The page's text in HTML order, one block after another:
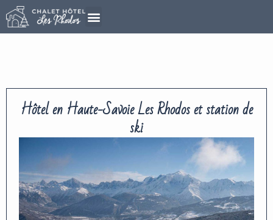
Aller
au
contenu
Hôtel en Haute-Savoie Les Rhodos et station de
ski